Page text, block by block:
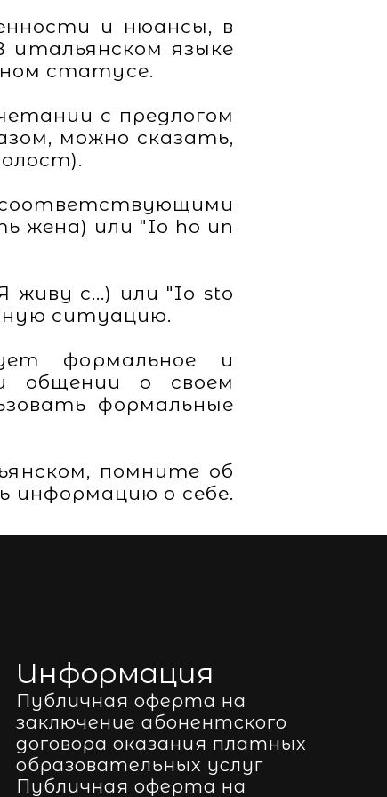
и нюансы, в
языке
статусе.
с предлогом
можно сказать,
соответствующими
жена) или "Io ho un
живу с...) или "Io sto
ситуацию.
формальное и
общении о своем
формальные
помните об
информацию о себе.
Информация
Публичная оферта на
заключение абонентского
договора оказания платных
образовательных услуг
Публичная оферта на